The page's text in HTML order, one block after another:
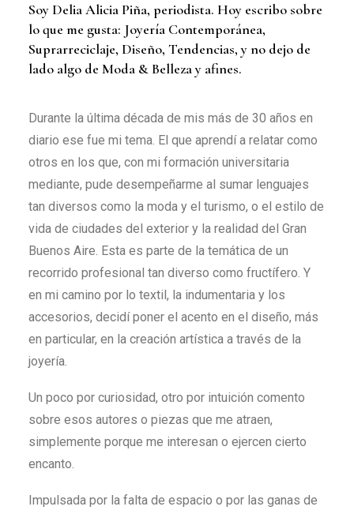
Soy Delia Alicia Piña, periodista. Hoy escribo sobre
lo que me gusta: Joyería Contemporánea,
Suprarreciclaje, Diseño, Tendencias, y no dejo de
lado algo de Moda & Belleza y afines.
Durante la última década de mis más de 30 años en
diario ese fue mi tema. El que aprendí a relatar como
otros en los que, con mi formación universitaria
mediante, pude desempeñarme al sumar lenguajes
tan diversos como la moda y el turismo, o el estilo de
vida de ciudades del exterior y la realidad del Gran
Buenos Aire. Esta es parte de la temática de un
recorrido profesional tan diverso como fructífero. Y
en mi camino por lo textil, la indumentaria y los
accesorios, decidí poner el acento en el diseño, más
en particular, en la creación artística a través de la
joyería.
Un poco por curiosidad, otro por intuición comento
sobre esos autores o piezas que me atraen,
simplemente porque me interesan o ejercen cierto
encanto.
Impulsada por la falta de espacio o por las ganas de